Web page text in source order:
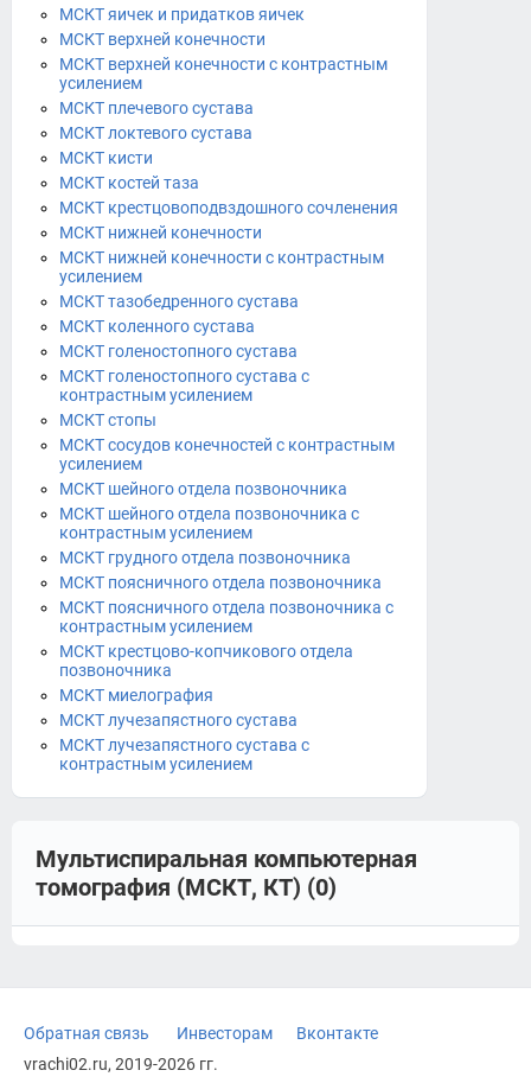
МСКТ яичек и придатков яичек
МСКТ верхней конечности
МСКТ верхней конечности с контрастным
усилением
МСКТ плечевого сустава
МСКТ локтевого сустава
МСКТ кисти
МСКТ костей таза
МСКТ крестцовоподвздошного сочленения
МСКТ нижней конечности
МСКТ нижней конечности с контрастным
усилением
МСКТ тазобедренного сустава
МСКТ коленного сустава
МСКТ голеностопного сустава
МСКТ голеностопного сустава с
контрастным усилением
МСКТ стопы
МСКТ сосудов конечностей с контрастным
усилением
МСКТ шейного отдела позвоночника
МСКТ шейного отдела позвоночника с
контрастным усилением
МСКТ грудного отдела позвоночника
МСКТ поясничного отдела позвоночника
МСКТ поясничного отдела позвоночника с
контрастным усилением
МСКТ крестцово-копчикового отдела
позвоночника
МСКТ миелография
МСКТ лучезапястного сустава
МСКТ лучезапястного сустава с
контрастным усилением
Мультиспиральная компьютерная
томография (МСКТ, КТ) (0)
Обратная связь Инвесторам
Вконтакте
vrachi02.ru, 2019-2026 гг.